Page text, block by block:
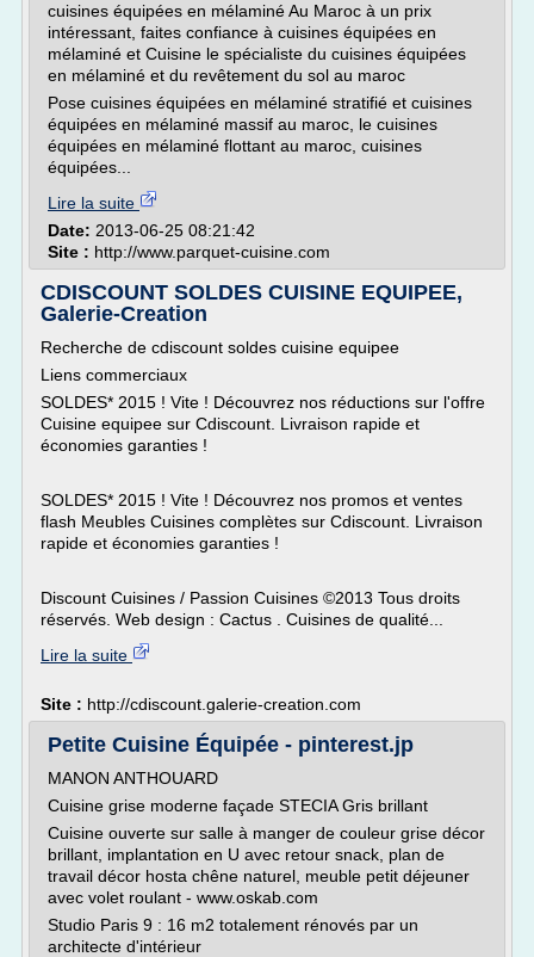
cuisines équipées en mélaminé Au Maroc à un prix
intéressant, faites confiance à cuisines équipées en
mélaminé et Cuisine le spécialiste du cuisines équipées
en mélaminé et du revêtement du sol au maroc
Pose cuisines équipées en mélaminé stratifié et cuisines
équipées en mélaminé massif au maroc, le cuisines
équipées en mélaminé flottant au maroc, cuisines
équipées...
Lire la suite
Date: 2013-06-25 08:21:42
Site : http://www.parquet-cuisine.com
CDISCOUNT SOLDES CUISINE EQUIPEE,
Galerie-Creation
Recherche de cdiscount soldes cuisine equipee
Liens commerciaux
SOLDES* 2015 ! Vite ! Découvrez nos réductions sur l'offre
Cuisine equipee sur Cdiscount. Livraison rapide et
économies garanties !
SOLDES* 2015 ! Vite ! Découvrez nos promos et ventes
flash Meubles Cuisines complètes sur Cdiscount. Livraison
rapide et économies garanties !
Discount Cuisines / Passion Cuisines ©2013 Tous droits
réservés. Web design : Cactus . Cuisines de qualité...
Lire la suite
Site : http://cdiscount.galerie-creation.com
Petite Cuisine Équipée - pinterest.jp
MANON ANTHOUARD
Cuisine grise moderne façade STECIA Gris brillant
Cuisine ouverte sur salle à manger de couleur grise décor
brillant, implantation en U avec retour snack, plan de
travail décor hosta chêne naturel, meuble petit déjeuner
avec volet roulant - www.oskab.com
Studio Paris 9 : 16 m2 totalement rénovés par un
architecte d'intérieur